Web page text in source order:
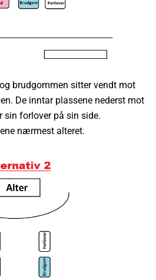
brudgommen sitter vendt mot
De inntar plassene nederst mot
sin forlover på sin side.
nærmest alteret.